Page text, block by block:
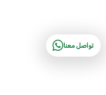
تواصل معنا